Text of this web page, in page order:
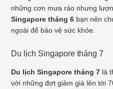
những cơn mưa ráo nhưng
Singapore tháng 6 bạn nên
ngoài để bảo vệ sức khỏe.
Du lịch Singapore tháng 7
Du lịch Singapore tháng 7 là
với những đợt giảm giá lên tới